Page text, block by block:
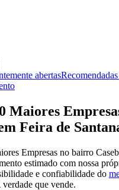
abertas
Maiores
Feira de
Empresas no bairro
estimado com nossa
e confiabilidade do
que vende.